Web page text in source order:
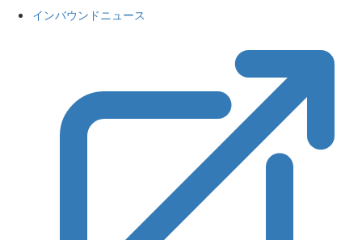
インバウンドニュース